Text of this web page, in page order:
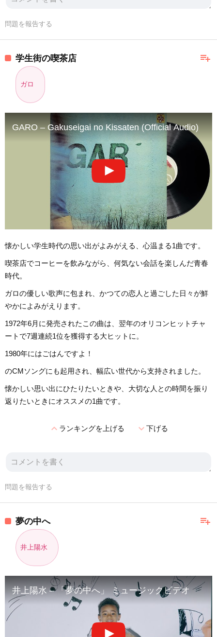
問題を報告する
playlist_add
学生街の喫茶店
ガロ
GARO – Gakuseigai no Kissaten (Official Audio)
懐かしい学生時代の思い出がよみがえる、心温まる1曲です。
喫茶店でコーヒーを飲みながら、何気ない会話を楽しんだ青春
時代。
ガロの優しい歌声に包まれ、かつての恋人と過ごした日々が鮮
やかによみがえります。
1972年6月に発売されたこの曲は、翌年のオリコンヒットチャ
ートで7週連続1位を獲得する大ヒットに。
1980年にはごはんですよ！
のCMソングにも起用され、幅広い世代から支持されました。
懐かしい思い出にひたりたいときや、大切な人との時間を振り
返りたいときにオススメの1曲です。
expand_lessランキングを上げる expand_more下げる
問題を報告する
playlist_add
夢の中へ
井上陽水
井上陽水 – 「夢の中へ」 ミュージックビデオ